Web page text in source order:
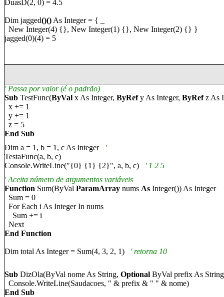
DuasD(2, 0) = 4.5
Dim jagged()() As Integer = { _
New Integer(4) {}, New Integer(1) {}, New Integer(2) {} }
jagged(0)(4) = 5
' Passa por valor (é o padrão)
Sub TestFunc(ByVal x As Integer, ByRefy As Integer, ByRefz As
x += 1
y += 1
z = 5
End Sub
Dim a = 1, b = 1, c As Integer
'
TestaFunc(a, b, c)
Console.WriteLine("{0} {1} {2}", a, b, c)
' 1 2 5
' Aceita número de argumentos variáveis
Function Sum(ByVal ParamArray nums As Integer()) As Integer
Sum = 0
For Each i As Integer In nums
Sum += i
Next
End Function
Dim total As Integer = Sum(4, 3, 2, 1) ' retorna 10
Sub DizOla(ByVal nome As String, Optional ByVal prefix As
Console.WriteLine(Saudacoes, " & prefix & " " & nome)
End Sub